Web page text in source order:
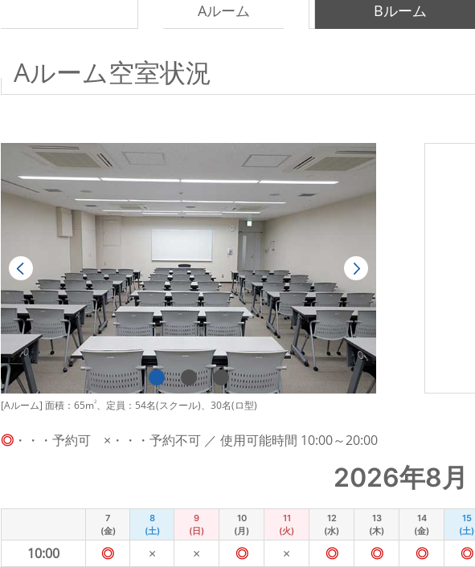
Aルーム Bルーム
Aルーム空室状況
[Aルーム] 面積：65m2、定員：54名(スクール)、30名(ロ型)
◎ ・・・予約可 ×・・・予約不可 ／ 使用可能時間 10:00～20:00
2026年8月
7
(金)
8
(土)
9
(日)
10
(月)
11
(火)
12
(水)
13
(木)
14
(金)
15
(土)
10:00 ◎ × × ◎ × ◎ ◎ ◎ ◎